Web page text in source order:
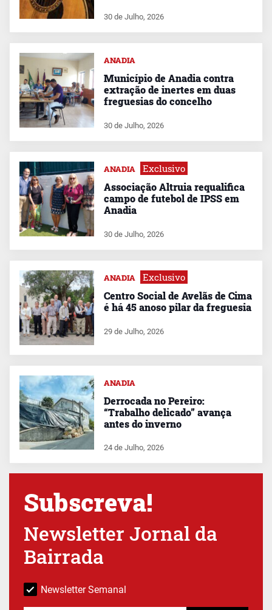
30 de Julho, 2026
ANADIA
Município de Anadia contra
extração de inertes em duas
freguesias do concelho
30 de Julho, 2026
ANADIA Exclusivo
Associação Altruia requalifica
campo de futebol de IPSS em
Anadia
30 de Julho, 2026
ANADIA Exclusivo
Centro Social de Avelãs de Cima
é há 45 anoso pilar da freguesia
29 de Julho, 2026
ANADIA
Derrocada no Pereiro:
“Trabalho delicado” avança
antes do inverno
24 de Julho, 2026
Subscreva!
Newsletter Jornal da
Bairrada
Newsletter Semanal